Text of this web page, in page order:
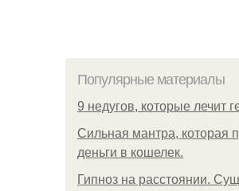
Популярные материалы
9 недугов, которые лечит
Сильная мантра, которая
деньги в кошелек.
Гипноз на расстоянии.